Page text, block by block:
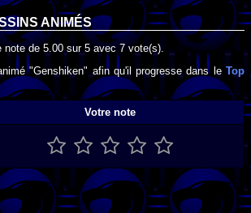
ANIMÉS
note de5.00 sur 5 avec 7vote(s).
"Genshiken" afin qu'il progresse dans le Top
Votre note